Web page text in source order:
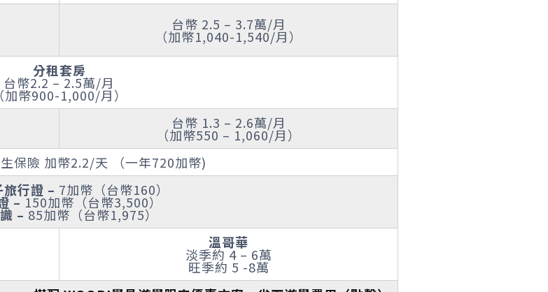
台幣 2.5 – 3.7萬/月
（加幣1,040-1,540/月）
分租套房
台幣2.2 – 2.5萬/月
（加幣900-1,000/月）
台幣 1.3 – 2.6萬/月
（加幣550 – 1,060/月）
保險 加幣2.2/天 （一年720加幣)
行證 – 7加幣（台幣160）
–150加幣（台幣3,500）
– 85加幣（台幣1,975）
溫哥華
淡季約 4 – 6萬
旺季約 5 -8萬